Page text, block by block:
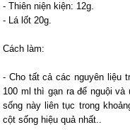
- Thiên niện kiện: 12g.
- Lá lốt 20g.
Cách làm:
- Cho tất cả các nguyên liệu
100 ml thì gạn ra để nguội
sống này liên tục trong
cột sống hiệu quả nhất..